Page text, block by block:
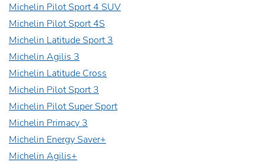
Michelin Pilot Sport 4 SUV
Michelin Pilot Sport 4S
Michelin Latitude Sport 3
Michelin Agilis 3
Michelin Latitude Cross
Michelin Pilot Sport 3
Michelin Pilot Super Sport
Michelin Primacy 3
Michelin Energy Saver+
Michelin Agilis+